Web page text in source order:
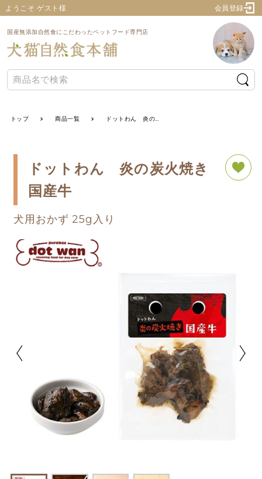
ようこそ ゲスト様 会員登録
国産無添加自然食にこだわったペットフード専門店
トップ 商品一覧 ドットわん 炎の炭火焼き 国産牛
犬用おかず 25g入り
ドットわん 炎の炭火焼き
国産牛